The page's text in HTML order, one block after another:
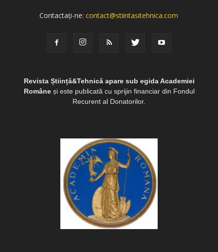
Contactați-ne:contact@stiintasitehnica.com
Revista Știință&Tehnică apare sub egida Academiei
Româneși este publicată cu sprijin financiar din Fondul
Recurent al Donatorilor.